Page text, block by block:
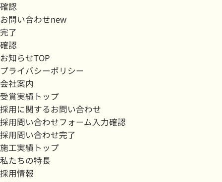
確認
お問い合わせnew
完了
確認
お知らせTOP
プライバシーポリシー
会社案内
受賞実績トップ
採用に関するお問い合わせ
採用問い合わせフォーム入力確認
採用問い合わせ完了
施工実績トップ
私たちの特長
採用情報